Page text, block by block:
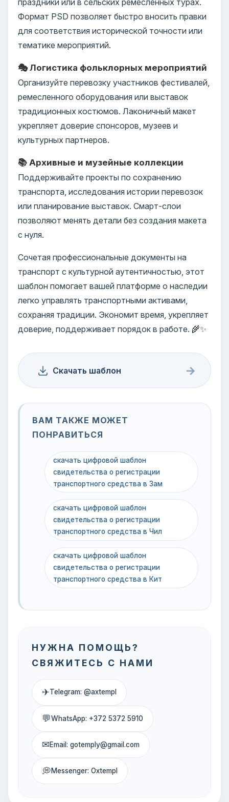
Формат PSD позволяет быстро вносить правки
для соответствия исторической точности или
тематике мероприятий.
🎭 Логистика фольклорных мероприятий
Организуйте перевозку участников фестивалей,
ремесленного оборудования или выставок
традиционных костюмов. Лаконичный макет
укрепляет доверие спонсоров, музеев и
культурных партнеров.
📚 Архивные и музейные коллекции
Поддерживайте проекты по сохранению
транспорта, исследования истории перевозок
или планирование выставок. Смарт-слои
позволяют менять детали без создания макета
с нуля.
Сочетая профессиональные документы на
транспорт с культурной аутентичностью, этот
шаблон помогает вашей платформе о наследии
легко управлять транспортными активами,
сохраняя традиции. Экономит время, укрепляет
доверие, поддерживает порядок в работе. 🌾✨
Скачать шаблон →
ВАМ ТАКЖЕ МОЖЕТ
ПОНРАВИТЬСЯ
скачать цифровой шаблон
свидетельства о регистрации
транспортного средства в Зам
скачать цифровой шаблон
свидетельства о регистрации
транспортного средства в Чил
скачать цифровой шаблон
свидетельства о регистрации
транспортного средства в Кит
НУЖНА ПОМОЩЬ?
СВЯЖИТЕСЬ С НАМИ
✈Telegram: @axtempl
💬WhatsApp: +372 5372 5910
✉Email: gotemply@gmail.com
💭Messenger: Oxtempl